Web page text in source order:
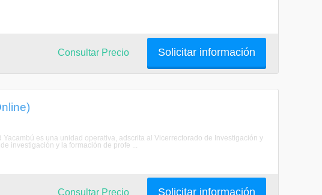
Solicitar información
Consultar Precio
es una unidad operativa, adscrita al Vicerrectorado de Investigación y
investigación y la formación de profe ...
Solicitar información
Consultar Precio